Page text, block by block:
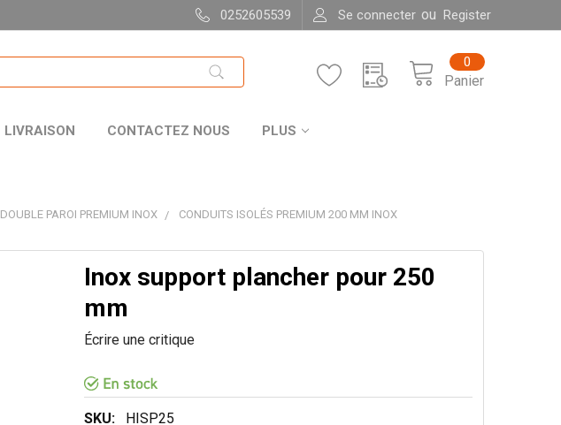
0252605539 Se connecter ou Register
Panier
0
LIVRAISON CONTACTEZ NOUS PLUS
DOUBLE PAROI PREMIUM INOX
CONDUITS ISOLÉS PREMIUM 200 MM INOX
Inox support plancher pour 250
mm
Écrire une critique
SKU: HISP25